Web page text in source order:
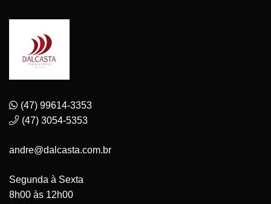
(47) 99614-3353
(47) 3054-5353
andre@dalcasta.com.br
Segunda à Sexta
8h00 às 12h00